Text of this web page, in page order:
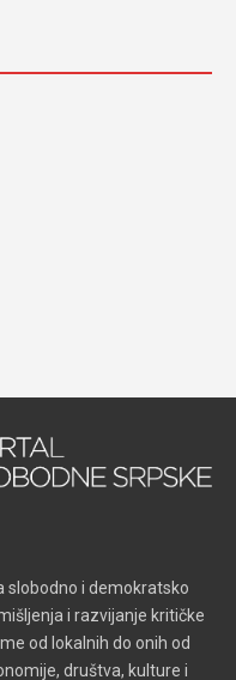
slobodno i demokratsko
i razvijanje kritičke
od lokalnih do onih od
društva, kulture i